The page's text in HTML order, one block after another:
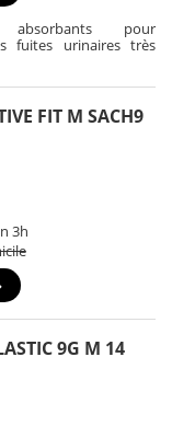
absorbants pour
fuites urinaires très
FIT M SACH9
3h
9G M 14